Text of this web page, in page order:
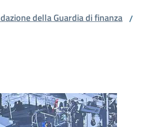
della Guardia di finanza /